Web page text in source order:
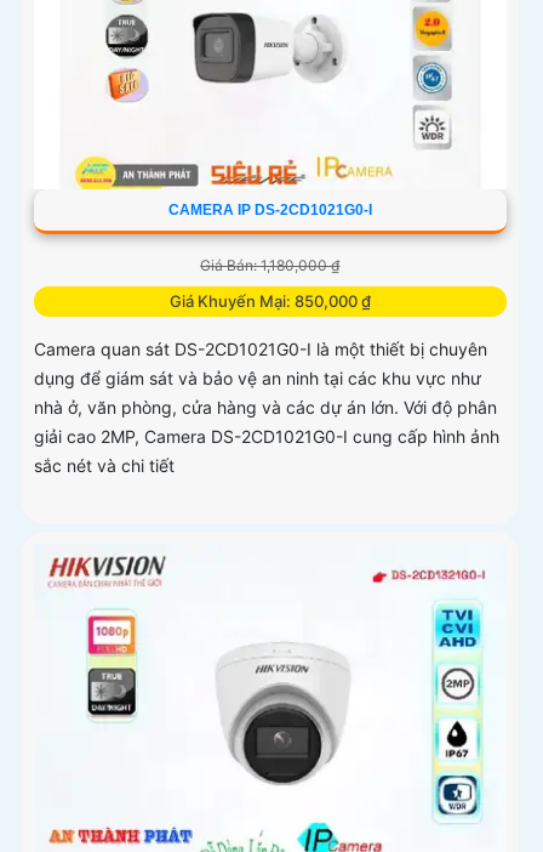
CAMERA IP DS-2CD1021G0-I
Giá Bán: 1,180,000 ₫
Giá Khuyến Mại: 850,000 ₫
Camera quan sát DS-2CD1021G0-I là một thiết bị chuyên
dụng để giám sát và bảo vệ an ninh tại các khu vực như
nhà ở, văn phòng, cửa hàng và các dự án lớn. Với độ phân
giải cao 2MP, Camera DS-2CD1021G0-I cung cấp hình ảnh
sắc nét và chi tiết